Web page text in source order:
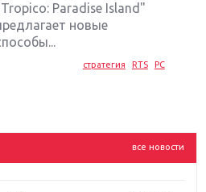
Paradise Island"
новые
стратегия RTS PC
все новости
Nintendo, Microsoft и
Switch: Labo, South Park и
ругать